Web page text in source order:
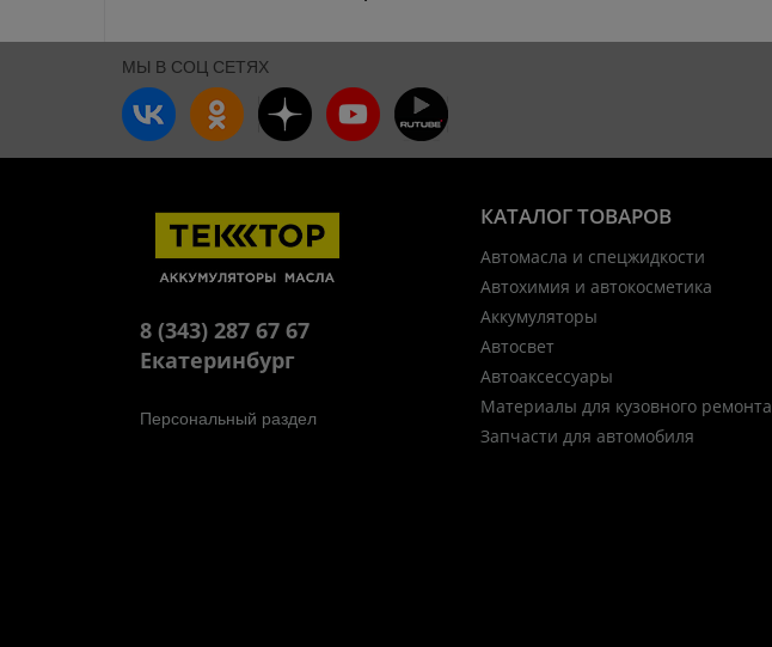
МЫ В СОЦ СЕТЯХ
КАТАЛОГ ТОВАРОВ
Автомасла и спецжидкости
Автохимия и автокосметика
Аккумуляторы
Автосвет
Автоаксессуары
Материалы для кузовного ремонта
Запчасти для автомобиля
8 (343) 287 67 67
Екатеринбург
Персональный раздел